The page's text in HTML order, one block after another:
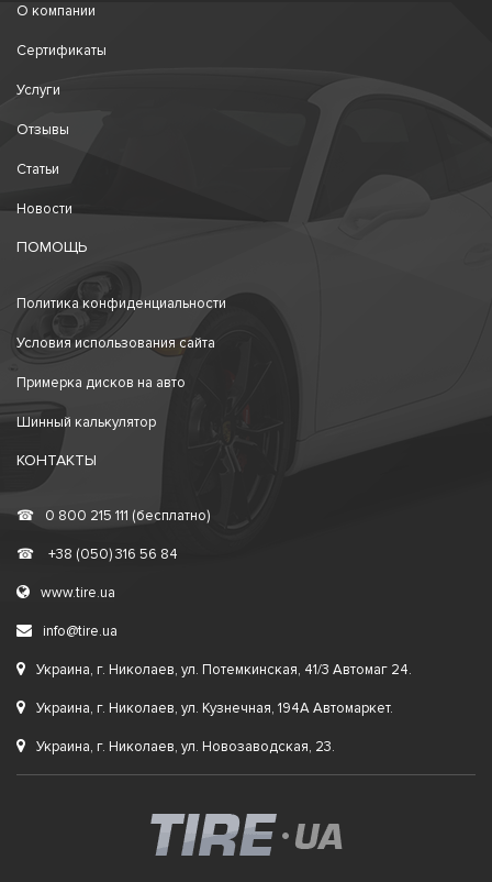
О компании
Сертификаты
Услуги
Отзывы
Статьи
Новости
ПОМОЩЬ
Политика конфиденциальности
Условия использования сайта
Примерка дисков на авто
Шинный калькулятор
КОНТАКТЫ
☎ 0 800 215 111 (бесплатно)
☎ +38 (050) 316 56 84
www.tire.ua
info@tire.ua
Украина, г. Николаев, ул. Потемкинская, 41/3 Автомаг 24.
Украина, г. Николаев, ул. Кузнечная, 194А Автомаркет.
Украина, г. Николаев, ул. Новозаводская, 23.